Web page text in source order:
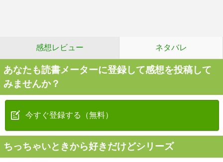
感想レビュー ネタバレ
あなたも読書メーターに登録して感想を投稿して
みませんか？
今すぐ登録する（無料）
ちっちゃいときから好きだけどシリーズ